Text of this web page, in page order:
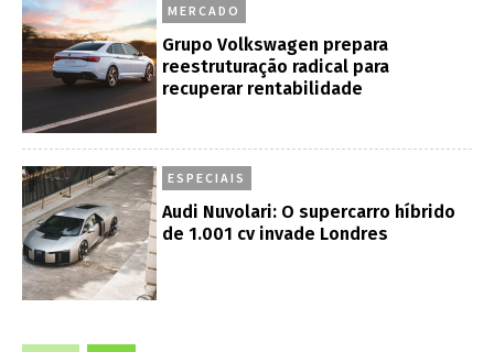
MERCADO
Grupo Volkswagen prepara
reestruturação radical para
recuperar rentabilidade
ESPECIAIS
Audi Nuvolari: O supercarro híbrido
de 1.001 cv invade Londres